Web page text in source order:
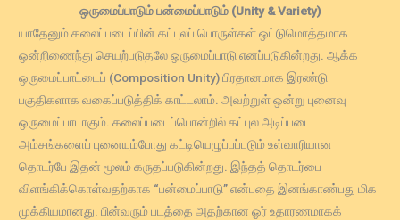
ஒருமைப்பாடும் பன்மைப்பாடும் (Unity & Variety)
யாதேனும் கலைப்படைப்பின் கட்புலப் பொருள்கள் ஒட்டுமொத்தமாக
ஒன்றிணைந்து செயற்படுதலே ஒருமைப்பாடு எனப்படுகின்றது. ஆக்க
ஒருமைப்பாட்டைப் (Composition Unity) பிரதானமாக இரண்டு
பகுதிகளாக வகைப்படுத்திக் காட்டலாம். அவற்றுள் ஒன்று புனைவு
ஒருமைப்பாடாகும். கலைப்படைப்பொன்றில் கட்புல அடிப்படை
அம்சங்களைப் புனையும்போது கட்டியெழுப்பப்படும் உள்வாரியான
தொடர்பே இதன் மூலம் கருதப்படுகின்றது. இந்தத் தொடர்பை
விளங்கிக்கொள்வதற்காக “பன்மைப்பாடு” என்பதை இனங்காண்பது மிக
முக்கியமானது. பின்வரும் படத்தை அதற்கான ஓர் உதாரணமாகக்